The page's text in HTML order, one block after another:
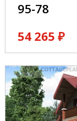
95-78
54 265 ₽